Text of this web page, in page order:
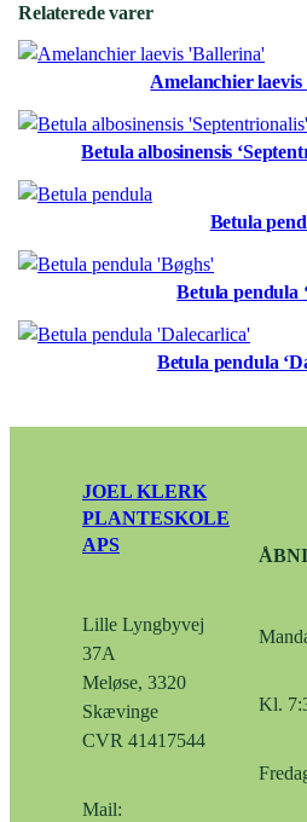
Relaterede varer
Amelanchier laevis
Betula albosinensis
Betula
Betula pendula
Betula pendula
JOEL KLERK
PLANTESKOLE
APS
Lille Lyngbyvej
37A
Meløse, 3320
Skævinge
CVR 41417544
Mail:
Kl.